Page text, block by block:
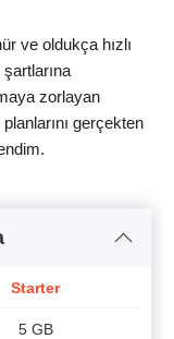
ve oldukça hızlı
zorlayan
gerçekten
Starter
5 GB